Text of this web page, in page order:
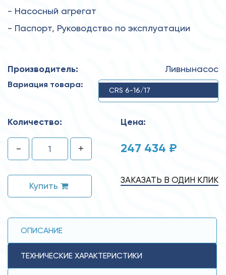
- Насосный агрегат
- Паспорт, Руководство по эксплуатации
Производитель: Ливнынасос
Вариация товара:
CRS 6-16/17
Количество:
- +
Купить
Цена:
247 434 ₽
ЗАКАЗАТЬ В ОДИН КЛИК
ОПИСАНИЕ
ТЕХНИЧЕСКИЕ ХАРАКТЕРИСТИКИ